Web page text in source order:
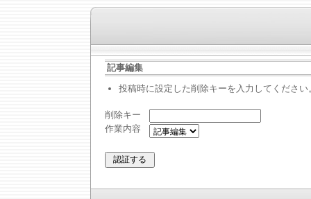
記事編集
投稿時に設定した削除キーを入力してください
削除キー
作業内容